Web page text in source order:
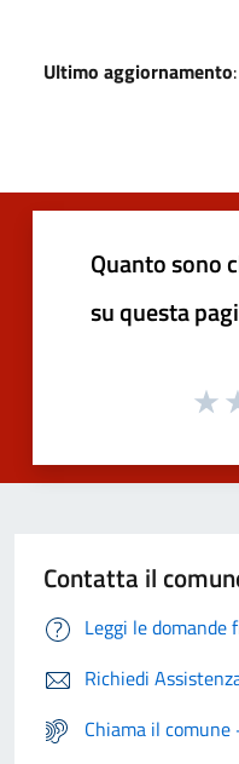
Ultimo aggiornamento
Quanto sono
su questa
Contatta il
Leggi le domande
Richiedi
Chiama il